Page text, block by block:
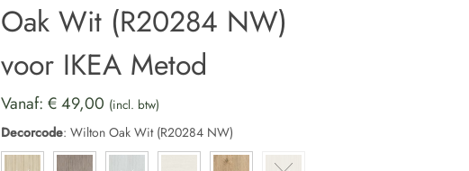
Oak Wit (R20284 NW)
voor IKEA Metod
Vanaf:€49,00 (incl. btw)
Decorcode: Wilton Oak Wit (R20284 NW)